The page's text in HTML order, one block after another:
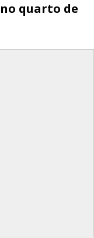
quarto de